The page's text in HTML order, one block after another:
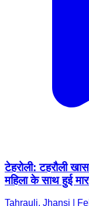
टेहरोली: टहरौली
महिला के साथ हुई
Tahrauli, Jhansi |